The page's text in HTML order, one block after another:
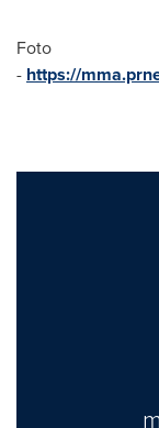
Foto
- https://